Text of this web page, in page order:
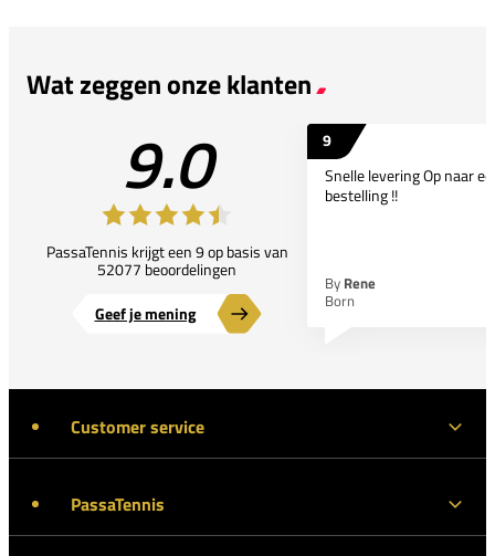
Wat zeggen onze klanten
9.0
PassaTennis krijgt een 9 op basis van
52077 beoordelingen
Geef je mening
9
Snelle levering Op naar
bestelling !!
By Rene
Born
Customer service
PassaTennis